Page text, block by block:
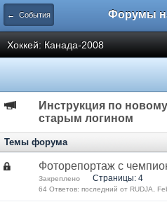
← Cобытия
Хоккей: Канада-2008
Инструкция по
старым логином
Темы форума
Фоторепортаж с
Закреплено Страницы: 4
64 Ответов: последний от RUDJA,